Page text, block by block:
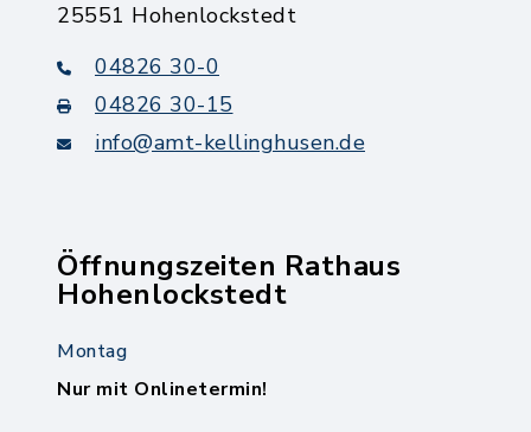
25551 Hohenlockstedt
04826 30-0
04826 30-15
info@amt-kellinghusen.de
Öffnungszeiten Rathaus
Hohenlockstedt
Montag
Nur mit Onlinetermin!